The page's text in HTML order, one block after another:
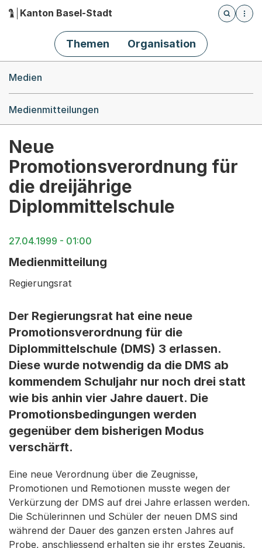
Hauptnavigation
Kanton Basel-Stadt
Öffnet
Themen Organisation
Medien
Medienmitteilungen
Neue
Promotionsverordnung für
die dreijährige
Diplommittelschule
27.04.1999 - 01:00
Medienmitteilung
Regierungsrat
Der Regierungsrat hat eine neue
Promotionsverordnung für die
Diplommittelschule (DMS) 3 erlassen.
Diese wurde notwendig da die DMS ab
kommendem Schuljahr nur noch drei statt
wie bis anhin vier Jahre dauert. Die
Promotionsbedingungen werden
gegenüber dem bisherigen Modus
verschärft.
Eine neue Verordnung über die Zeugnisse,
Promotionen und Remotionen musste wegen der
Verkürzung der DMS auf drei Jahre erlassen werden.
Die Schülerinnen und Schüler der neuen DMS sind
während der Dauer des ganzen ersten Jahres auf
Probe, anschliessend erhalten sie ihr erstes Zeugnis.